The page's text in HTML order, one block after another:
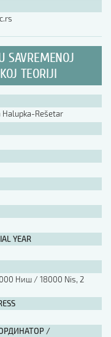
SAVREMENOJ
TEORIJI
Halupka-Rešetar
YEAR
Ниш / 18000 Nis, 2
/